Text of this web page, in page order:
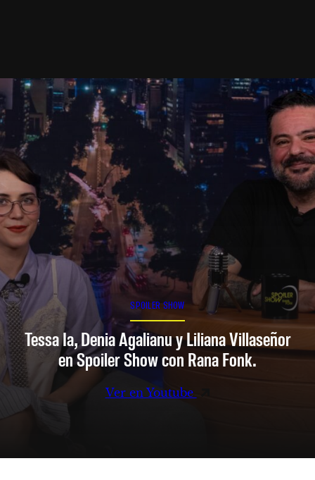
SPOILER SHOW
Tessa Ia, Denia Agalianu y Liliana Villaseñor
en Spoiler Show con Rana Fonk.
Ver en Youtube